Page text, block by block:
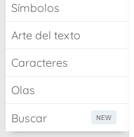
Símbolos
Arte del texto
Caracteres
Olas
Buscar